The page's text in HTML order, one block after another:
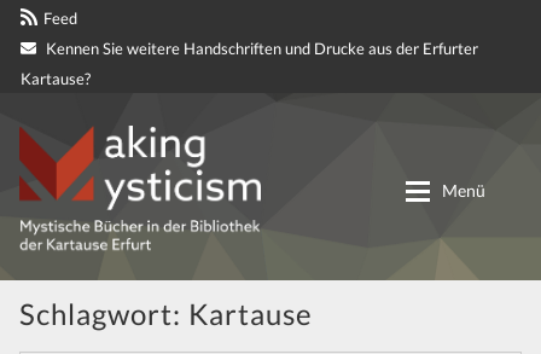
Feed
Kennen Sie weitere Handschriften und Drucke aus der Erfurter
Kartause?
Zur
Navigation
springen
Zum
Inhalt
springen
Menü
Digitale genetische Edition
Schlagwort: Kartause